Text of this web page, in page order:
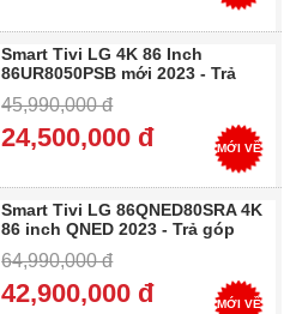
Smart Tivi LG 4K 86 Inch
86UR8050PSB mới 2023 - Trả
45,990,000 đ
24,500,000 đ MỚI VỀ
Smart Tivi LG 86QNED80SRA 4K
86 inch QNED 2023 - Trả góp
64,990,000 đ
42,900,000 đ MỚI VỀ